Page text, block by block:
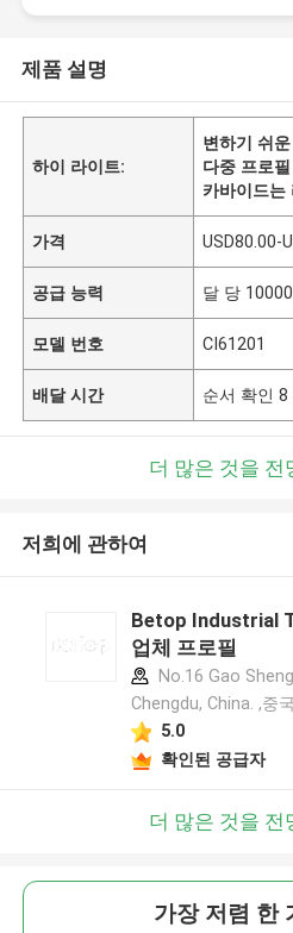
제품 설명
하이 라이트:
변하기 쉬
다중 프로
카바이드는
가격 USD80.00-
공급 능력 달 당
모델 번호 CI61201
배달 시간 순서 확인 8
더 많은 것을 전
저희에 관하여
Betop Industrial
업체 프로필
No.16 Gao
Chengdu, China. ,중국
5.0
확인된 공급자
더 많은 것을 전
가장 저렴 한